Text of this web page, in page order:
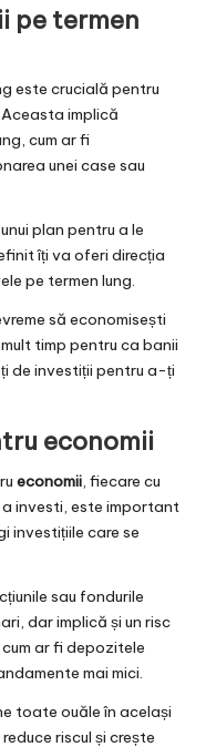
pe termen
este crucială pentru
implică
cum ar fi
unei case sau
plan pentru a le
îți va oferi direcția
pe termen lung.
să economisești
timp pentru ca banii
de investiții pentru a-ți
economii
economii, fiecare cu
a investi, este important
investițiile care se
sau fondurile
dar implică și un risc
ar fi depozitele
mai mici.
toate ouăle în același
riscul și crește